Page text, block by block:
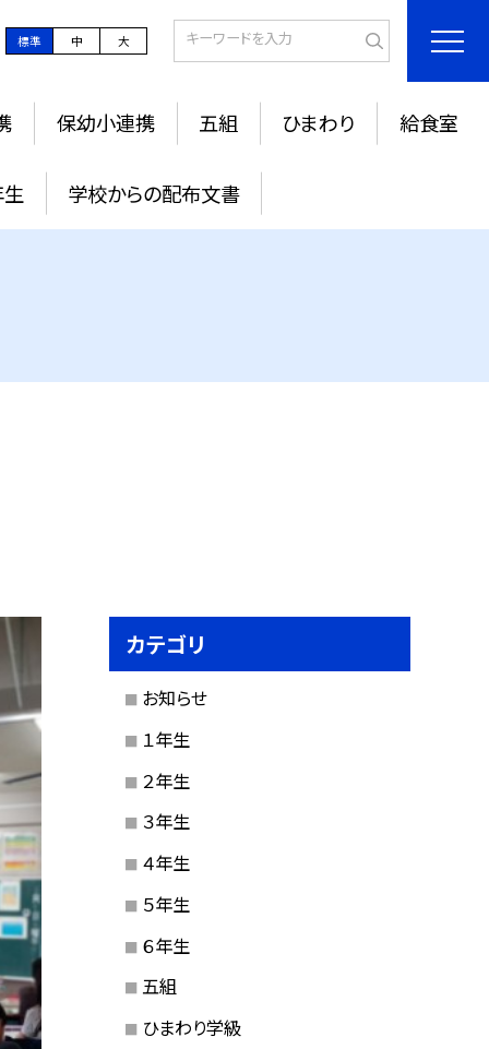
標準 中 大
保幼小連携 五組 ひまわり 給食室
生 学校からの配布文書
カテゴリ
お知らせ
１年生
２年生
３年生
４年生
５年生
６年生
五組
ひまわり学級